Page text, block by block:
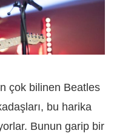
çok bilinen Beatles
bu harika
Bunun garip bir